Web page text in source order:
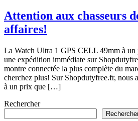
Attention aux chasseurs
affaires!
La Watch Ultra 1 GPS CELL 49mm à un
une expédition immédiate sur
montre connectée la plus complète du
cherchez plus! Sur Shopdutyfree.fr, nous
à un prix que […]
Rechercher